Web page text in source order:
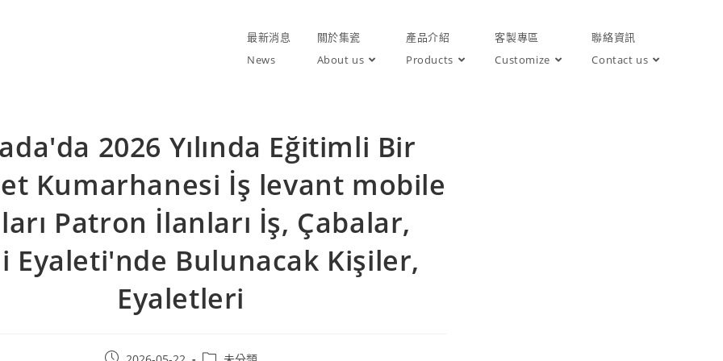
最新消息
News
關於集瓷
About us
產品介紹
Products
客製專區
Customize
聯絡資訊
Contact us
2026 Yılında Eğitimli Bir
Kumarhanesi İş levant mobile
Patron İlanları İş, Çabalar,
Eyaleti'nde Bulunacak Kişiler,
Eyaletleri